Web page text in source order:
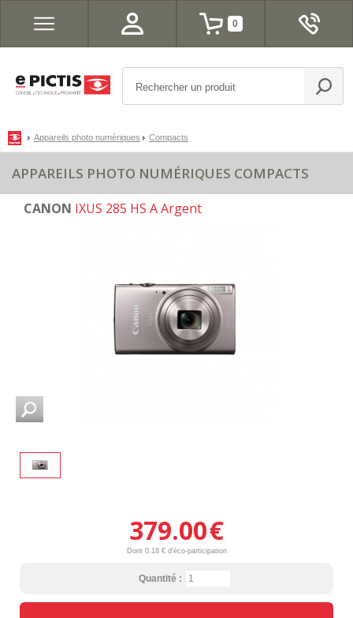
0
Appareils photo numériques Compacts
APPAREILS PHOTO NUMÉRIQUES COMPACTS
CANON IXUS 285 HS A Argent
379.00€
Dont 0.18 € d'éco-participation
Quantité :